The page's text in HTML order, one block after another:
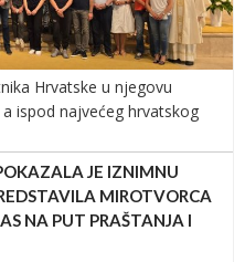
Hrvatske u njegovu
ispod najvećeg hrvatskog
JE IZNIMNU
MIROTVORCA
NA PUT PRAŠTANJA I